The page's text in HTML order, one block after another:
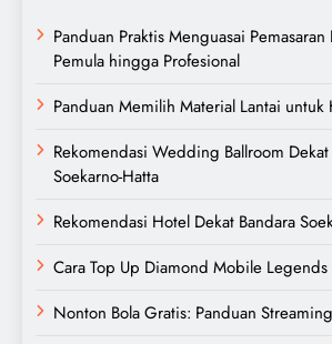
Panduan Praktis Menguasai
Pemula hingga Profesional
Panduan Memilih Material Lantai untuk
Rekomendasi Wedding Ballroom Dekat
Soekarno-Hatta
Rekomendasi Hotel Dekat Bandara
Cara Top Up Diamond Mobile
Nonton Bola Gratis: Panduan